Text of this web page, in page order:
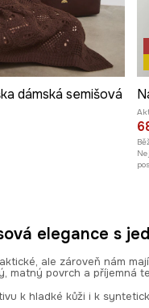
dámská semišová
elegance s
ale zároveň nám
matný povrch a příjemná
k hladké kůži i k